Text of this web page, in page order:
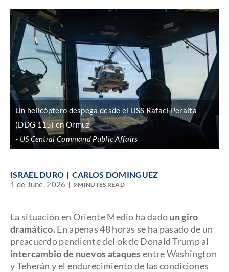
Un helicóptero despega desde el USS Rafael Peralta
(DDG 115) en Ormuz
US Central Command Public Affairs
ISRAEL DURO CARLOS DOMINGUEZ
1 de June, 2026 9 MINUTES READ
La situación en Oriente Medio ha dadoun giro
dramático.En apenas 48 horas se ha pasado de un
preacuerdo pendiente del ok de Donald Trump al
intercambio de nuevos ataquesentre Washington
y Teherán y el endurecimiento de las condiciones